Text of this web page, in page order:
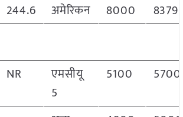
244.6 अमेरिकन 8000 8379
NR
एमसीयू
5
5100 5700